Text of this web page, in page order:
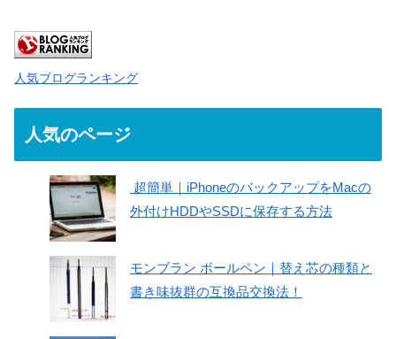
人気ブログランキング
人気のページ
超簡単｜iPhoneのバックアップをMacの
外付けHDDやSSDに保存する方法
モンブラン ボールペン｜替え芯の種類と
書き味抜群の互換品交換法！